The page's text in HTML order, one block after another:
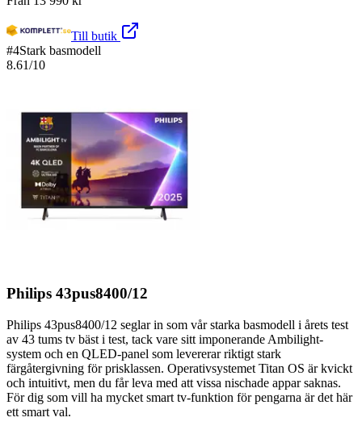
Till butik
#4Stark basmodell
8.61/10
Philips 43pus8400/12
Philips 43pus8400/12 seglar in som vår starka basmodell i årets test
av 43 tums tv bäst i test, tack vare sitt imponerande Ambilight-
system och en QLED-panel som levererar riktigt stark
färgåtergivning för prisklassen. Operativsystemet Titan OS är kvickt
och intuitivt, men du får leva med att vissa nischade appar saknas.
För dig som vill ha mycket smart tv-funktion för pengarna är det här
ett smart val.